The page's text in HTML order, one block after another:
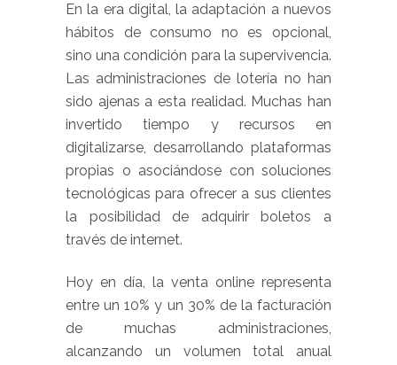
En la era digital, la adaptación a nuevos
hábitos de consumo no es opcional,
sino una condición para la supervivencia.
Las administraciones de lotería no han
sido ajenas a esta realidad. Muchas han
invertido tiempo y recursos en
digitalizarse, desarrollando plataformas
propias o asociándose con soluciones
tecnológicas para ofrecer a sus clientes
la posibilidad de adquirir boletos a
través de internet.
Hoy en día, la venta online representa
entre un 10% y un 30% de la facturación
de muchas administraciones,
alcanzando un volumen total anual